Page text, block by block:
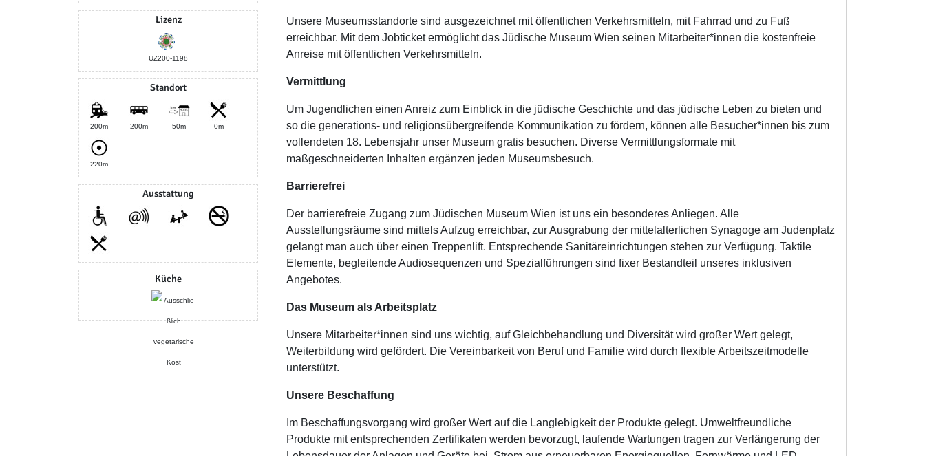
Lizenz
UZ200-1198
Standort
200m 200m 50m 0m
220m
Ausstattung
Küche
Unsere Museumsstandorte sind ausgezeichnet mit öffentlichen Verkehrsmitteln, mit Fahrrad und zu Fuß
erreichbar. Mit dem Jobticket ermöglicht das Jüdische Museum Wien seinen Mitarbeiter*innen die kostenfreie
Anreise mit öffentlichen Verkehrsmitteln.
Vermittlung
Um Jugendlichen einen Anreiz zum Einblick in die jüdische Geschichte und das jüdische Leben zu bieten und
so die generations- und religionsübergreifende Kommunikation zu fördern, können alle Besucher*innen bis zum
vollendeten 18. Lebensjahr unser Museum gratis besuchen. Diverse Vermittlungsformate mit
maßgeschneiderten Inhalten ergänzen jeden Museumsbesuch.
Barrierefrei
Der barrierefreie Zugang zum Jüdischen Museum Wien ist uns ein besonderes Anliegen. Alle
Ausstellungsräume sind mittels Aufzug erreichbar, zur Ausgrabung der mittelalterlichen Synagoge am Judenplatz
gelangt man auch über einen Treppenlift. Entsprechende Sanitäreinrichtungen stehen zur Verfügung. Taktile
Elemente, begleitende Audiosequenzen und Spezialführungen sind fixer Bestandteil unseres inklusiven
Angebotes.
Das Museum als Arbeitsplatz
Unsere Mitarbeiter*innen sind uns wichtig, auf Gleichbehandlung und Diversität wird großer Wert gelegt,
Weiterbildung wird gefördert. Die Vereinbarkeit von Beruf und Familie wird durch flexible Arbeitszeitmodelle
unterstützt.
Unsere Beschaffung
Im Beschaffungsvorgang wird großer Wert auf die Langlebigkeit der Produkte gelegt. Umweltfreundliche
Produkte mit entsprechenden Zertifikaten werden bevorzugt, laufende Wartungen tragen zur Verlängerung der